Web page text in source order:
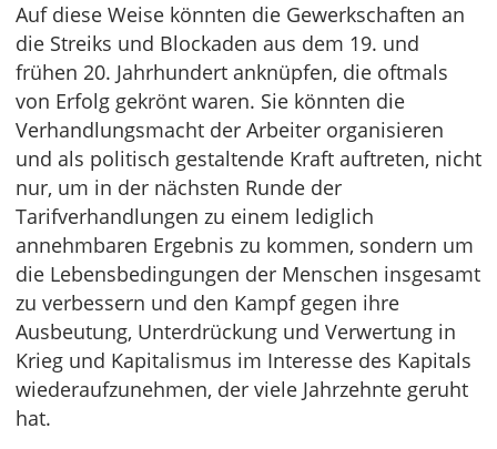
Auf diese Weise könnten die Gewerkschaften an
die Streiks und Blockaden aus dem 19. und
frühen 20. Jahrhundert anknüpfen, die oftmals
von Erfolg gekrönt waren. Sie könnten die
Verhandlungsmacht der Arbeiter organisieren
und als politisch gestaltende Kraft auftreten, nicht
nur, um in der nächsten Runde der
Tarifverhandlungen zu einem lediglich
annehmbaren Ergebnis zu kommen, sondern um
die Lebensbedingungen der Menschen insgesamt
zu verbessern und den Kampf gegen ihre
Ausbeutung, Unterdrückung und Verwertung in
Krieg und Kapitalismus im Interesse des Kapitals
wiederaufzunehmen, der viele Jahrzehnte geruht
hat.